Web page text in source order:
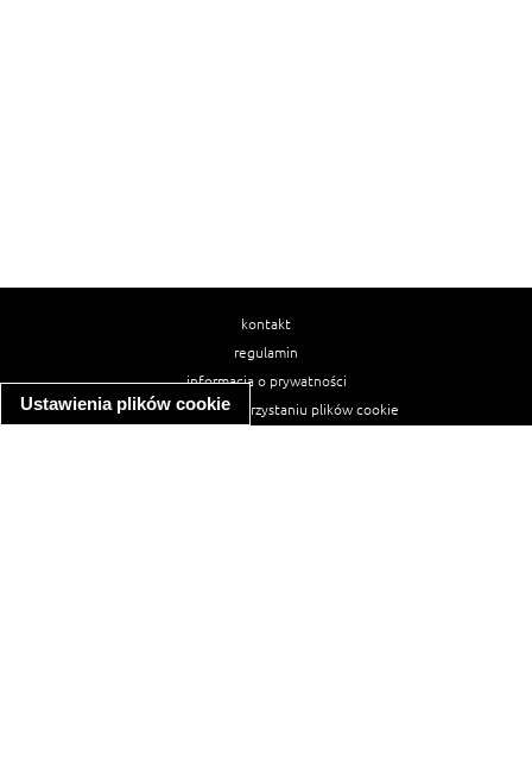
Ustawienia plików cookie
kontakt
regulamin
informacja o prywatności
informacja o wykorzystaniu plików cookie